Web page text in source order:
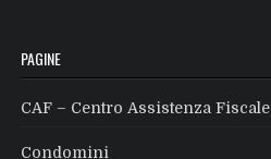
PAGINE
CAF – Centro Assistenza Fiscale
Condomini